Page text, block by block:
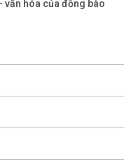
văn hóa của đồng bào